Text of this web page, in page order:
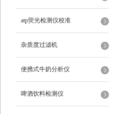
atp荧光检测仪校准
杂质度过滤机
便携式牛奶分析仪
啤酒饮料检测仪